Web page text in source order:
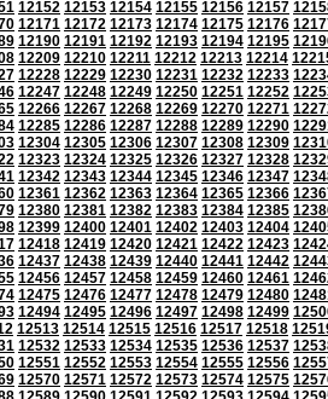
12152 12153 12154 12155 12156 12157
12171 12172 12173 12174 12175 12176
12190 12191 12192 12193 12194 12195
12209 12210 12211 12212 12213 12214
12228 12229 12230 12231 12232 12233
12247 12248 12249 12250 12251 12252
12266 12267 12268 12269 12270 12271
12285 12286 12287 12288 12289 12290
12304 12305 12306 12307 12308 12309
12323 12324 12325 12326 12327 12328
12342 12343 12344 12345 12346 12347
12361 12362 12363 12364 12365 12366
12380 12381 12382 12383 12384 12385
12399 12400 12401 12402 12403 12404
12418 12419 12420 12421 12422 12423
12437 12438 12439 12440 12441 12442
12456 12457 12458 12459 12460 12461
12475 12476 12477 12478 12479 12480
12494 12495 12496 12497 12498 12499
12513 12514 12515 12516 12517 12518
12532 12533 12534 12535 12536 12537
12551 12552 12553 12554 12555 12556
12570 12571 12572 12573 12574 12575